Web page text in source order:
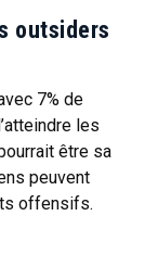
outsiders
7% de
les
être sa
peuvent
offensifs.